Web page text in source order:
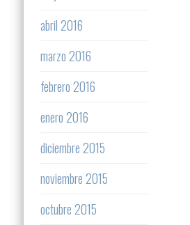
abril 2016
marzo 2016
febrero 2016
enero 2016
diciembre 2015
noviembre 2015
octubre 2015